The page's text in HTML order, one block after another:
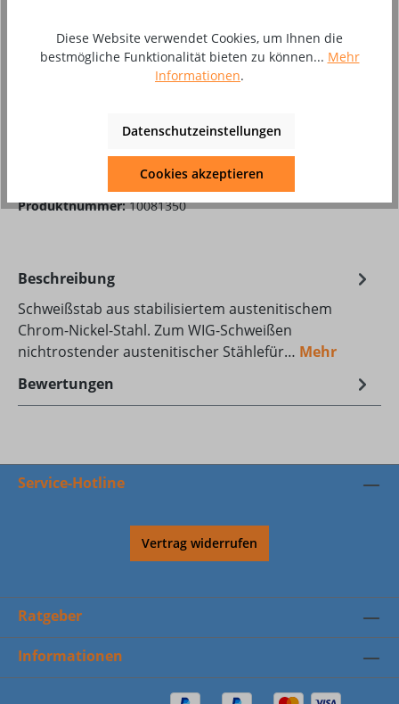
Ø 5,00 x 1000 mm
Zum Merkzettel hinzufügen
Produktnummer:10081350
Beschreibung
Schweißstab aus stabilisiertem austenitischem
Chrom-Nickel-Stahl. Zum WIG-Schweißen
nichtrostender austenitischer Stählefür… Mehr
Bewertungen
Service-Hotline
Vertrag widerrufen
Ratgeber
Informationen
Diese Website verwendet Cookies, um Ihnen die
bestmögliche Funktionalität bieten zu können... Mehr
Informationen.
Datenschutzeinstellungen
Cookies akzeptieren